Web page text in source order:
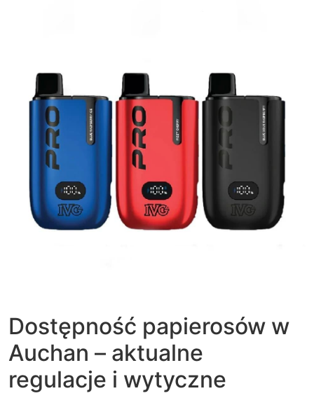
Dostępność papierosów w
Auchan – aktualne
regulacje i wytyczne